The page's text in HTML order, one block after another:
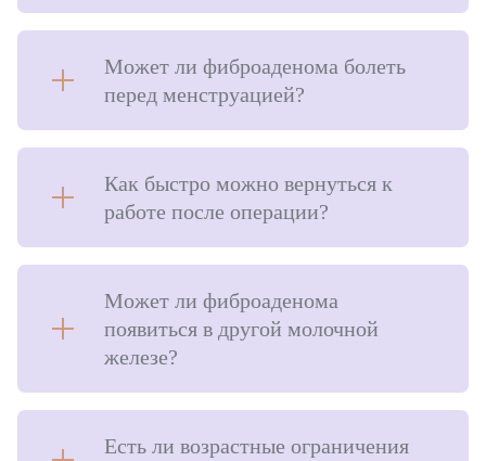
Лечебная косметология
Лазерная косметология
Инъекционное омоложение
Контурная пластика
Общая хирургия
Удаление фиброаденомы молочных желез
Оперативное лечение грыж
Лазерная хирургия
Лазерное лечение храпа
Может ли фиброаденома болеть
перед менструацией?
Как быстро можно вернуться к
работе после операции?
Может ли фиброаденома
появиться в другой молочной
железе?
Есть ли возрастные ограничения